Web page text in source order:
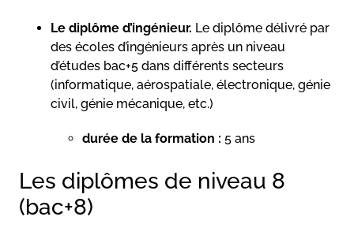
Le diplôme d’ingénieur. Le diplôme délivré par
des écoles d’ingénieurs après un niveau
d’études bac+5 dans différents secteurs
(informatique, aérospatiale, électronique, génie
civil, génie mécanique, etc.)
durée de la formation : 5 ans
Les diplômes de niveau 8
(bac+8)